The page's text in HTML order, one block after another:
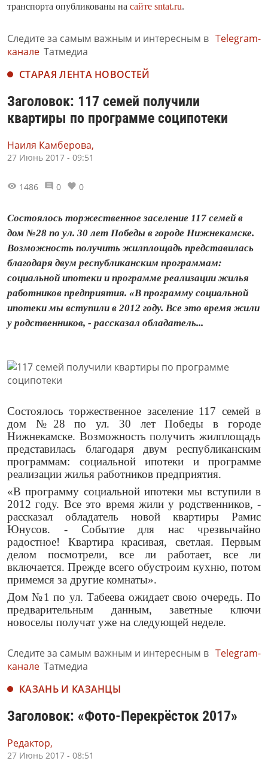
транспорта опубликованы на сайте sntat.ru.
Следите за самым важным и интересным в Telegram-
канале Татмедиа
СТАРАЯ ЛЕНТА НОВОСТЕЙ
Заголовок: 117 семей получили
квартиры по программе соципотеки
Наиля Камберова,
27 Июнь 2017 - 09:51
1486 0 0
Состоялось торжественное заселение 117 семей в
дом №28 по ул. 30 лет Победы в городе Нижнекамске.
Возможность получить жилплощадь представилась
благодаря двум республиканским программам:
социальной ипотеки и программе реализации жилья
работников предприятия. «В программу социальной
ипотеки мы вступили в 2012 году. Все это время жили
у родственников, - рассказал обладатель...
Состоялось торжественное заселение 117 семей в
дом №28 по ул. 30 лет Победы в городе
Нижнекамске. Возможность получить жилплощадь
представилась благодаря двум республиканским
программам: социальной ипотеки и программе
реализации жилья работников предприятия.
«В программу социальной ипотеки мы вступили в
2012 году. Все это время жили у родственников, -
рассказал обладатель новой квартиры Рамис
Юнусов. - Событие для нас чрезвычайно
радостное! Квартира красивая, светлая. Первым
делом посмотрели, все ли работает, все ли
включается. Прежде всего обустроим кухню, потом
примемся за другие комнаты».
Дом №1 по ул. Табеева ожидает свою очередь. По
предварительным данным, заветные ключи
новоселы получат уже на следующей неделе.
Следите за самым важным и интересным в Telegram-
канале Татмедиа
КАЗАНЬ И КАЗАНЦЫ
Заголовок: «Фото-Перекрёсток 2017»
Редактор,
27 Июнь 2017 - 08:51